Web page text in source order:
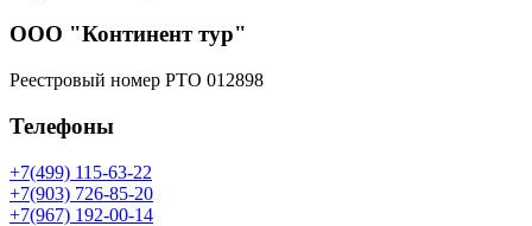
ООО "Континент тур"
Реестровый номер РТО 012898
Телефоны
+7(499) 115-63-22
+7(903) 726-85-20
+7(967) 192-00-14